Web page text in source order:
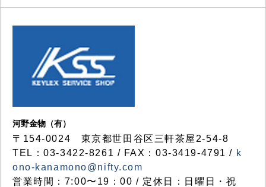
河野金物（有）
〒154-0024 東京都世田谷区三軒茶屋2-54-8
TEL：03-3422-8261 / FAX：03-3419-4791 / k
ono-kanamono@nifty.com
営業時間：7:00〜19：00 / 定休日：日曜日・祝